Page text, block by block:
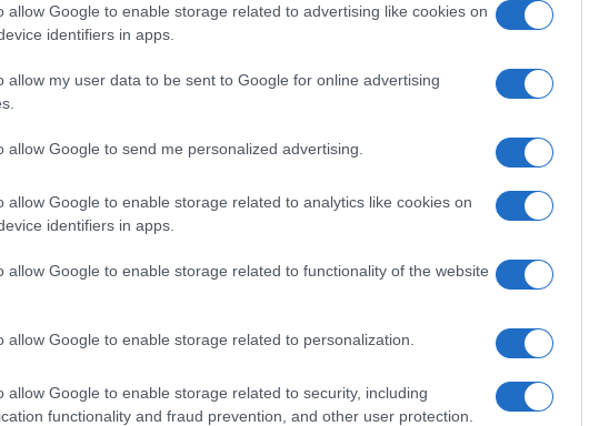
allow Google to enable storage related to advertising like cookies on
identifiers in apps.
allow my user data to be sent to Google for online advertising
allow Google to send me personalized advertising.
allow Google to enable storage related to analytics like cookies on
identifiers in apps.
allow Google to enable storage related to functionality of the website
allow Google to enable storage related to personalization.
allow Google to enable storage related to security, including
functionality and fraud prevention, and other user protection.
στον χαιρετισμό του, αναφέρθηκε στο
η χαρά και η κοινή εμπειρία που μοιράστηκαν οι
στην βράβευση των φίλων του Συλλόγου που
το έργο του, παρουσίασε συνοπτικά το
παρουσιάστηκαν οι δράσεις των νέων του ΚΔΗΦ
προσπάθεια που καταβάλλεται για την
ενεργή συμμετοχή των νέων της ΜΕΛΙΣΣΑΣ μέσω
αυτόνομης διαβίωσης και ένταξης στην
βράβευση όσων στήριξαν έμπρακτα το έργο του
τιμητικής αναγνώρισης της προσφοράς τους.
«ΣΠΕΙΡΑ» ΗΡΑΚΛΗΣ